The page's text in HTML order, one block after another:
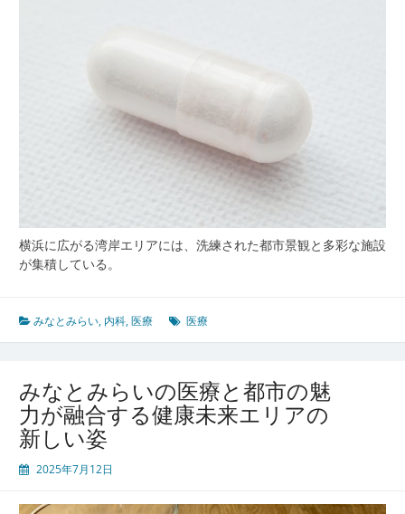
横浜に広がる湾岸エリアには、洗練された都市景観と多彩な施設
が集積している。
みなとみらい, 内科,医療 医療
みなとみらいの医療と都市の魅
力が融合する健康未来エリアの
新しい姿
2025年7月12日